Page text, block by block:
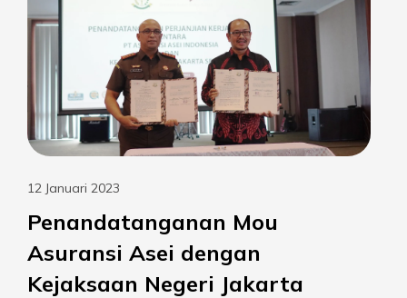
12 Januari 2023
Penandatanganan Mou
Asuransi Asei dengan
Kejaksaan Negeri Jakarta